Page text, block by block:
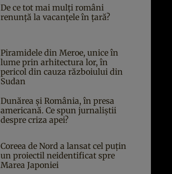
De ce tot mai mulți români
renunță la vacanțele în țară?
Piramidele din Meroe, unice în
lume prin arhitectura lor, în
pericol din cauza războiului din
Sudan
Dunărea și România, în presa
americană. Ce spun jurnaliștii
despre criza apei?
Coreea de Nord a lansat cel puțin
un proiectil neidentificat spre
Marea Japoniei